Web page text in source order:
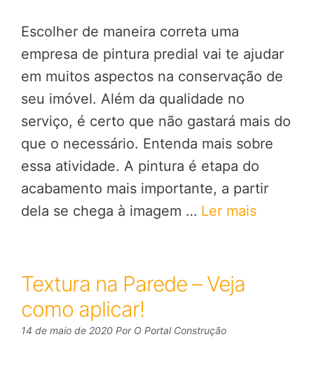
Escolher de maneira correta uma
empresa de pintura predial vai te ajudar
em muitos aspectos na conservação de
seu imóvel. Além da qualidade no
serviço, é certo que não gastará mais do
que o necessário. Entenda mais sobre
essa atividade. A pintura é etapa do
acabamento mais importante, a partir
dela se chega à imagem … Ler mais
Textura na Parede – Veja
como aplicar!
14 de maio de 2020 Por O Portal Construção